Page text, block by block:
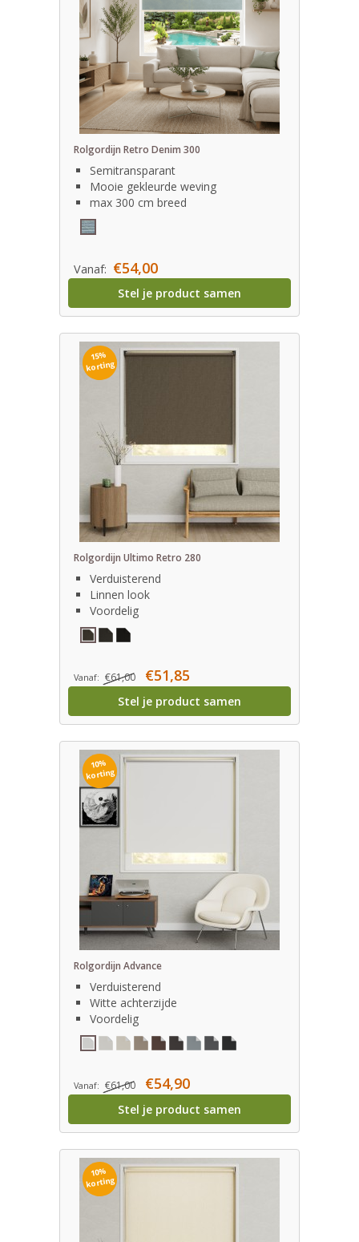
Rolgordijn Retro Denim 300
Semitransparant
Mooie gekleurde weving
max 300 cm breed
Vanaf: €54,00
Stel je product samen
15%
korting
Rolgordijn Ultimo Retro 280
Verduisterend
Linnen look
Voordelig
Vanaf: €61,00 €51,85
Stel je product samen
10%
korting
Rolgordijn Advance
Verduisterend
Witte achterzijde
Voordelig
Vanaf: €61,00 €54,90
Stel je product samen
10%
korting